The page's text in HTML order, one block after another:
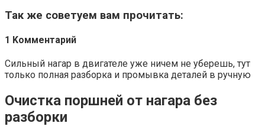
Так же советуем вам прочитать:
1 Kомментарий
Сильный нагар в двигателе уже ничем не уберешь, тут
только полная разборка и промывка деталей в ручную
Очистка поршней от нагара без
разборки